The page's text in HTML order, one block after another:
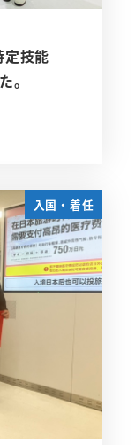
定技能
。
入国・着任